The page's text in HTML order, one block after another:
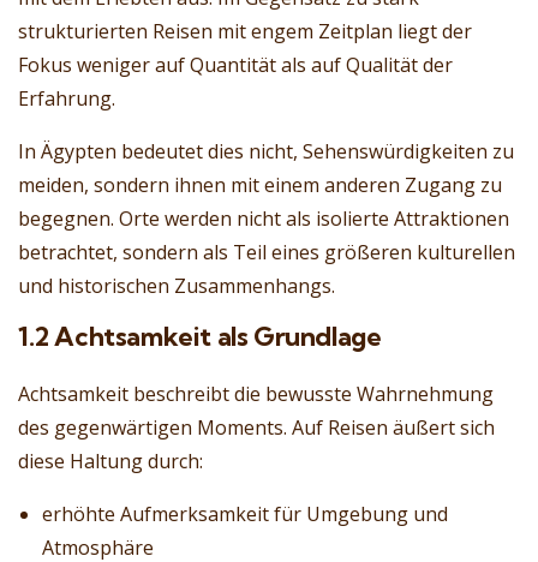
strukturierten Reisen mit engem Zeitplan liegt der
Fokus weniger auf Quantität als auf Qualität der
Erfahrung.
In Ägypten bedeutet dies nicht, Sehenswürdigkeiten zu
meiden, sondern ihnen mit einem anderen Zugang zu
begegnen. Orte werden nicht als isolierte Attraktionen
betrachtet, sondern als Teil eines größeren kulturellen
und historischen Zusammenhangs.
1.2 Achtsamkeit als Grundlage
Achtsamkeit beschreibt die bewusste Wahrnehmung
des gegenwärtigen Moments. Auf Reisen äußert sich
diese Haltung durch:
erhöhte Aufmerksamkeit für Umgebung und
Atmosphäre